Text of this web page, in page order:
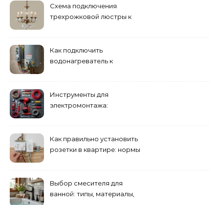
Схема подключения
трехрожковой люстры к
Как подключить
водонагреватель к
Инструменты для
электромонтажа:
Как правильно установить
розетки в квартире: нормы
Выбор смесителя для
ванной: типы, материалы,